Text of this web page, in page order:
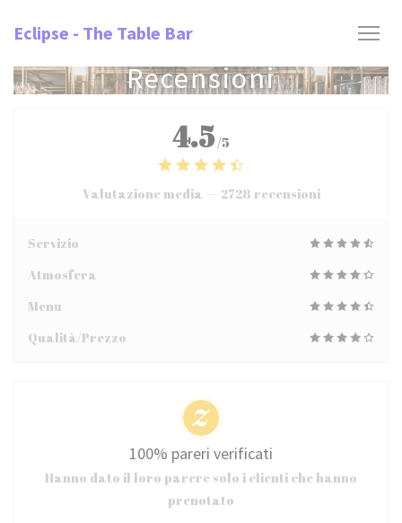
Eclipse - The Table Bar
Recensioni
4.5/5
Valutazione media — 2728 recensioni
Servizio
Atmosfera
Menu
Qualità/Prezzo
100% pareri verificati
Hanno dato il loro parere solo i clienti che hanno
prenotato